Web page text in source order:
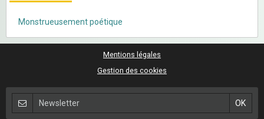
Monstrueusement poétique
Mentions légales
Gestion des cookies